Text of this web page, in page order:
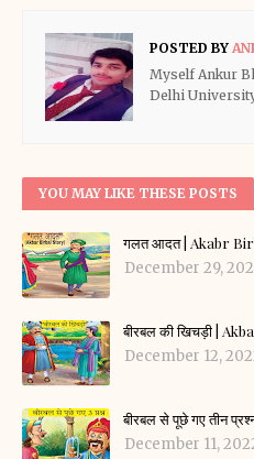
POSTED BY
Myself Ankur
Delhi
YOU MAY LIKE THESE POSTS
गलत आदत | Akabr
December 29,
बीरबल की खिचड़ी |
December 12,
बीरबल से पूछे गए तीन
December 11,